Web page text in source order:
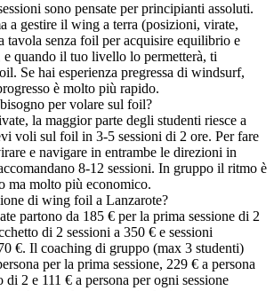
sono pensate per principianti assoluti.
a gestire il wing a terra (posizioni, virate,
tavola senza foil per acquisire equilibrio e
e quando il tuo livello lo permetterà, ti
Se hai esperienza pregressa di windsurf,
è molto più rapido.
per volare sul foil?
la maggior parte degli studenti riesce a
voli sul foil in 3-5 sessioni di 2 ore. Per fare
e navigare in entrambe le direzioni in
8-12 sessioni. In gruppo il ritmo è
ma molto più economico.
di wing foil a Lanzarote?
partono da 185 € per la prima sessione di 2
di 2 sessioni a 350 € e sessioni
€. Il coaching di gruppo (max 3 studenti)
per la prima sessione, 229 € a persona
di 2 e 111 € a persona per ogni sessione